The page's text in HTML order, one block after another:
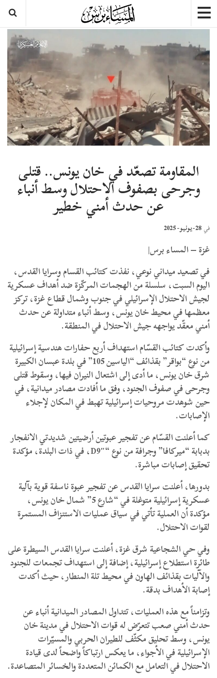
المقاومة تصعّد في خان يونس.. قتلى
وجرحى بصفوف الاحتلال وسط أنباء
عن حدث أمني خطير
في 28-يونيو- 2025
غزة – المساء برس|
في تصعيد ميداني نوعي، نفذت كتائب القسام وسرايا القدس،
اليوم السبت، سلسلة من الهجمات المركّزة ضد أهداف عسكرية
لجيش الاحتلال الإسرائيلي في جنوب وشمال قطاع غزة، تركز
معظمها في محيط خان يونس، وسط أنباء متداولة عن حدث
أمني معقّد يواجهه جيش الاحتلال في المنطقة.
وأكدت كتائب القسّام استهداف أربع حفارات هندسية إسرائيلية
من نوع “بواقر” بقذائف “الياسين 105” في بلدة عبسان الكبيرة
شرق خان يونس، ما أدى إلى اشتعال النيران فيها، وسقوط قتلى
وجرحى في صفوف الجنود، وفق ما أفادت مصادر ميدانية، في
حين شوهدت مروحيات إسرائيلية تهبط في المكان لإجلاء
الإصابات.
كما أعلنت القسّام عن تفجير عبوتين أرضيتين شديدتي الانفجار
بدبابة “ميركافا” وجرافة من نوع “D9″، في ذات البلدة، مؤكدة
تحقيق إصابات مباشرة.
بدورها، أعلنت سرايا القدس عن تفجير عبوة ناسفة قوية بآلية
عسكرية إسرائيلية متوغلة في “شارع 5” شمال خان يونس،
مؤكدة أن العملية تأتي في سياق عمليات الاستنزاف المستمرة
لقوات الاحتلال.
وفي حي الشجاعية شرق غزة، أعلنت سرايا القدس السيطرة على
طائرة استطلاع إسرائيلية، إضافة إلى استهداف تجمعات للجنود
والآليات بقذائف الهاون في محيط تلة المنطار، حيث أكدت
إصابة الأهداف بدقة.
وتزامناً مع هذه العمليات، تتداول المصادر الميدانية أنباء عن
حدث أمني صعب تتعرّض له قوات الاحتلال في مدينة خان
يونس، وسط تحليق مكثّف للطيران الحربي والمسيّرات
الإسرائيلية في الأجواء، ما يعكس ارتباكاً واضحاً لدى قيادة
الاحتلال في التعامل مع الكمائن المتعددة والخسائر المتصاعدة.